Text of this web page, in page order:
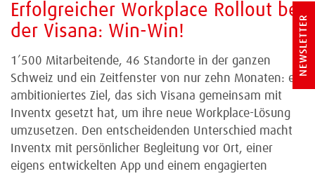
Erfolgreicher Workplace Rollout bei
der Visana: Win-Win!
1’500 Mitarbeitende, 46 Standorte in der ganzen
Schweiz und ein Zeitfenster von nur zehn Monaten: ein
ambitioniertes Ziel, das sich Visana gemeinsam mit
Inventx gesetzt hat, um ihre neue Workplace-Lösung
umzusetzen. Den entscheidenden Unterschied macht
Inventx mit persönlicher Begleitung vor Ort, einer
eigens entwickelten App und einem engagierten
NEWSLETTER